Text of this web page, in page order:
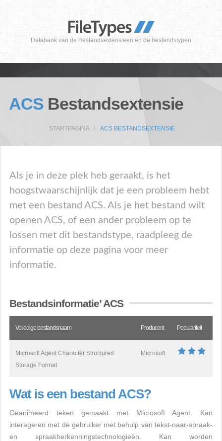
Databank van de Bestandsextensieen en de bestandstypen
ACS Bestandsextensie
STARTPAGINA ACS BESTANDSEXTENSIE
Als je in deze plek heb geraakt, is het
hoogstwaarschijnlijk dat je een probleem hebt
met een bestand ACS. Als je het bestand wilt
openen ACS, of een ander probleem op te
lossen met dit bestandstype, raadpleeg de
informatie op deze pagina voor meer
informatie.
Bestandsinformatie’ ACS
Volledige bestandsnaam Producent Populariteit
Microsoft Agent Character Structured
Storage Format
Microsoft
Wat is een bestand ACS?
Geanimeerd teken gemaakt met Microsoft Agent. Kan
interageren met de gebruiker met behulp van tekst-naar-spraak-
en spraakherkenningstechnologieën. Kan worden